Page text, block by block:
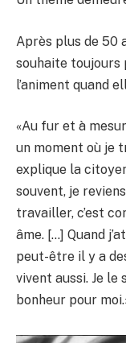
Après plus de 50
souhaite toujours
l’animent quand
«Au fur et à
un moment où je
explique la
souvent, je
travailler, c’est
âme. […] Quand
peut-être il y a
vivent aussi. Je le
bonheur pour